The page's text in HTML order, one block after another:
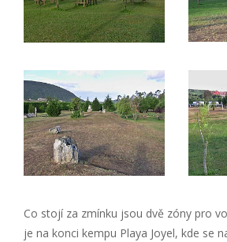
Co stojí za zmínku jsou dvě zóny pro
je na konci kempu Playa Joyel, kde se